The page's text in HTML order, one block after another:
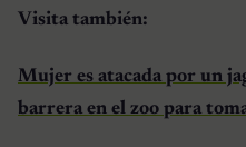
Visita también:
Mujer es atacada por un
barrera en el zoo para